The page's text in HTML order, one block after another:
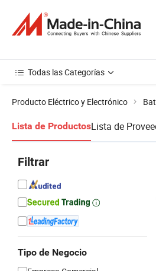
Todas las Categorías
Producto Eléctrico y Electrónico
Lista de ProductosLista de
Filtrar
Tipo de Negocio